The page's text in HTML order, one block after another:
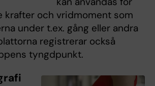
krafter och vridmoment som
under t.ex. gång eller andra
registrerar också
tyngdpunkt.